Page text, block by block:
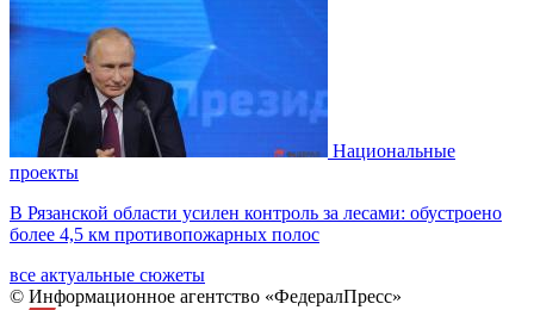
Национальные
проекты
В Рязанской области усилен контроль за лесами: обустроено
более 4,5 км противопожарных полос
все актуальные сюжеты
© Информационное агентство «ФедералПресс»